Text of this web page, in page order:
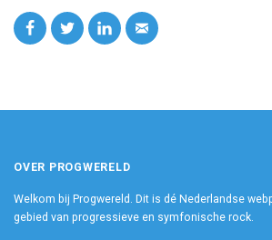
OVER PROGWERELD
Welkom bij Progwereld. Dit is dé Nederlandse
gebied van progressieve en symfonische rock.